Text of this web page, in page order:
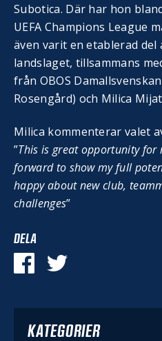
Subotica. Där har hon
UEFA Champions League
även varit en etablerad del
landslaget, tillsammans
från OBOS
Rosengård) och Milica
Milica kommenterar valet
”This is great opportunity for
forward to show my full
happy about new club,
challenges”
DELA
KATEGORIER